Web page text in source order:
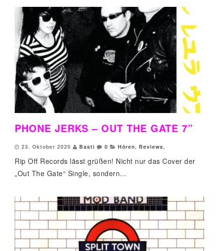
PHONE JERKS – OUT THE GATE 7”
23. Oktober 2020 Basti 0 Hören, Reviews,
Rip Off Records lässt grüßen! Nicht nur das Cover der
„Out The Gate“ Single, sondern...